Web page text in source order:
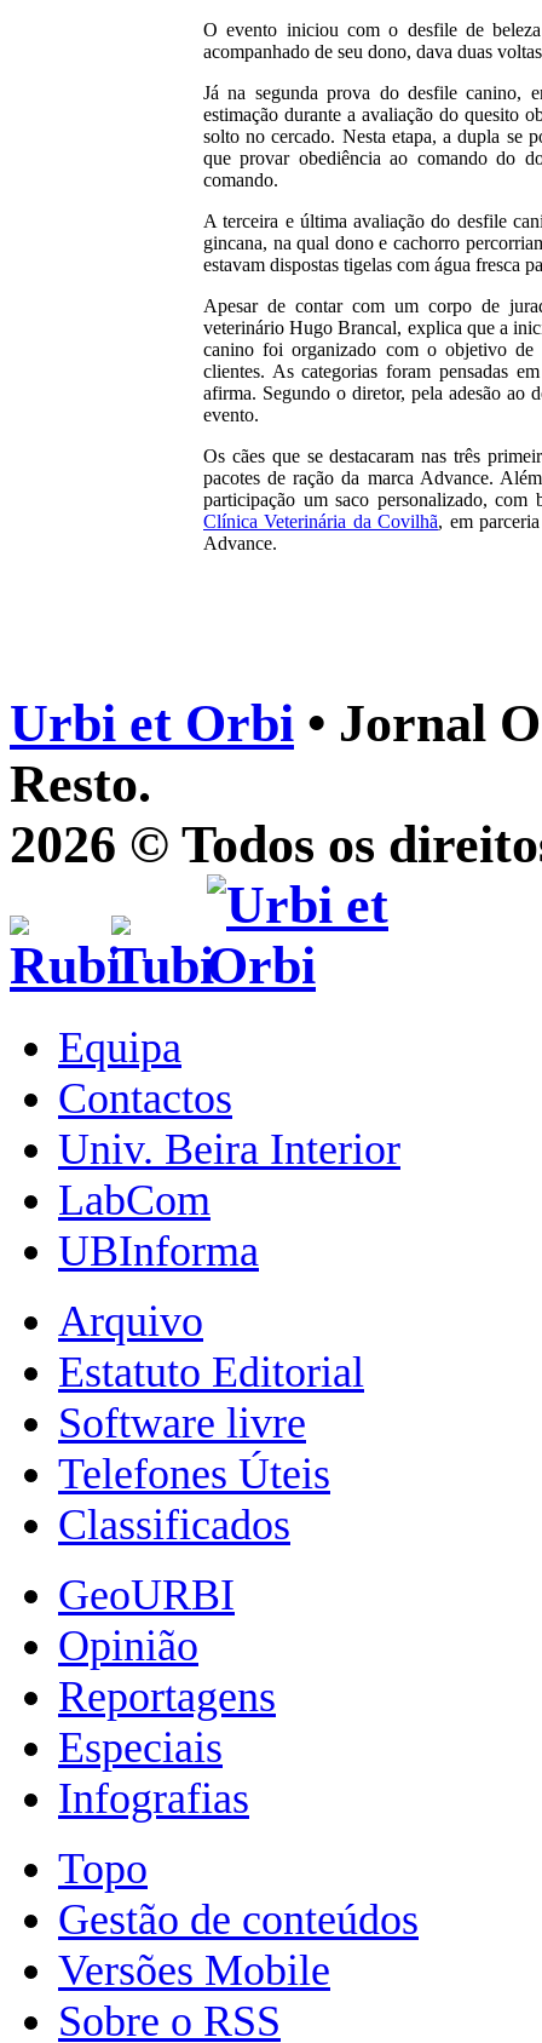
O evento iniciou com o desfile de
acompanhado de seu dono, dava duas
Já na segunda prova do desfile canino,
estimação durante a avaliação do quesito
solto no cercado. Nesta etapa, a dupla se
que provar obediência ao comando do
comando.
A terceira e última avaliação do desfile
gincana, na qual dono e cachorro
estavam dispostas tigelas com água fresca
Apesar de contar com um corpo de
veterinário Hugo Brancal, explica que a
canino foi organizado com o objetivo de
clientes. As categorias foram pensadas
afirma. Segundo o diretor, pela adesão ao
evento.
Os cães que se destacaram nas três
pacotes de ração da marca Advance.
participação um saco personalizado,
Clínica Veterinária da Covilhã, em
Advance.
Urbi et Orbi • Jornal
Resto.
2026 © Todos os
Equipa
Contactos
Univ. Beira Interior
LabCom
UBInforma
Arquivo
Estatuto Editorial
Software livre
Telefones Úteis
Classificados
GeoURBI
Opinião
Reportagens
Especiais
Infografias
Topo
Gestão de conteúdos
Versões Mobile
Sobre o RSS